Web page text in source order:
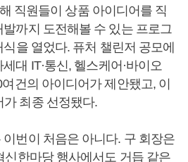
직원들이 상품 아이디어를 직
까지 도전해볼 수 있는 프로그
을 열었다. 퓨처 챌린저 공모에
대 IT·통신, 헬스케어·바이오
건의 아이디어가 제안됐고, 이
최종 선정됐다.
번이 처음은 아니다. 구 회장은
신한마당 행사에서도 거듭 같은